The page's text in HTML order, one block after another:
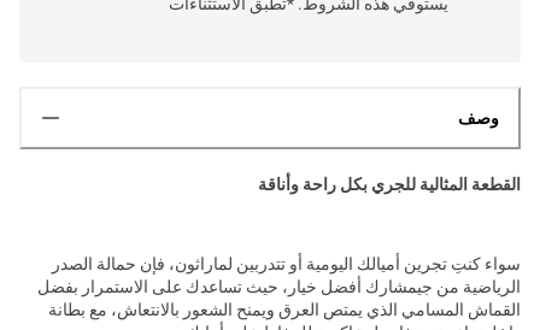
وصف
القطعة المثالية للجري بكل راحة وأناقة
سواء كنتِ تجرين أميالك اليومية أو تتدربين لماراثون، فإن حمالة الصدر
الرياضية من جيمشارك أفضل خيار، حيث تساعدك على الاستمرار بفضل
القماش المسامي الذي يمتص العرق ويمنح الشعور بالانتعاش، مع بطانة